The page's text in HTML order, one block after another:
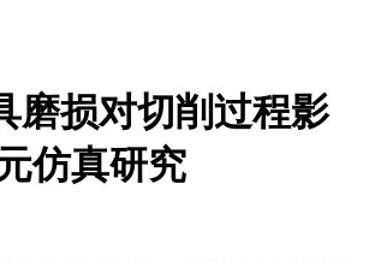
磨损对切削过程影
仿真研究